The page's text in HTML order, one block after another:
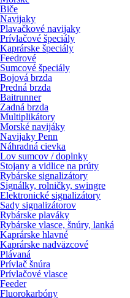
Biče
Navijaky
Plavačkové navijaky
Prívlačové špeciály
Kaprárske špeciály
Feedrové
Sumcové špeciály
Bojová brzda
Predná brzda
Baitrunner
Zadná brzda
Multiplikátory
Morské navijáky
Navijaky Penn
Náhradná cievka
Lov sumcov / doplnky
Stojany a vidlice na prúty
Rybárske signalizátory
Signálky, rolničky, swingre
Elektronické signalizátory
Sady signalizátorov
Rybárske plaváky
Rybárske vlasce, šnúry, lanká
Kaprárske hlavné
Kaprárske nadväzcové
Plávaná
Prívlač šnúra
Prívlačové vlasce
Feeder
Fluorokarbóny